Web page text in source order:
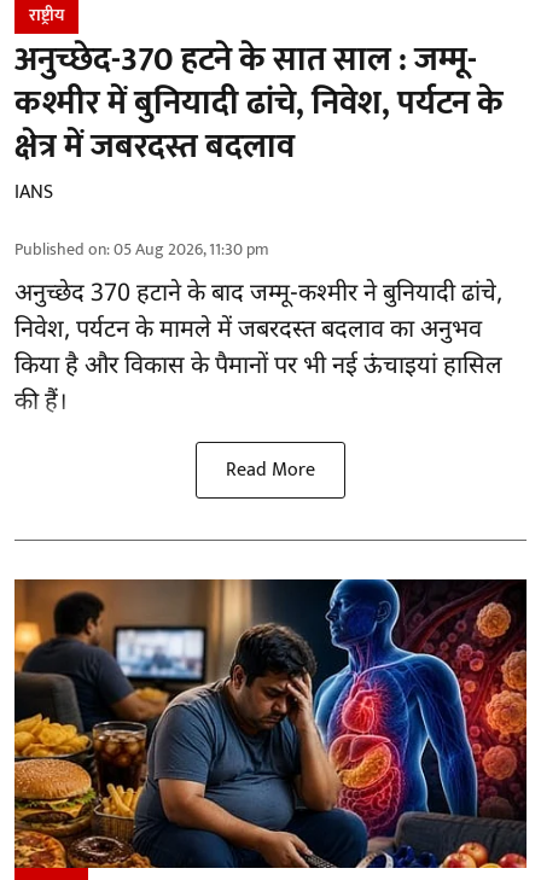
राष्ट्रीय
अनुच्छेद-370 हटने के सात साल : जम्मू-
कश्मीर में बुनियादी ढांचे, निवेश, पर्यटन के
क्षेत्र में जबरदस्त बदलाव
IANS
Published on:05 Aug 2026, 11:30 pm
अनुच्छेद 370 हटाने के बादजम्मू-कश्मीर ने बुनियादी ढांचे,
निवेश, पर्यटन के मामले में जबरदस्त बदलाव का अनुभव
किया है और विकास के पैमानों पर भी नई ऊंचाइयां हासिल
की हैं।
Read More